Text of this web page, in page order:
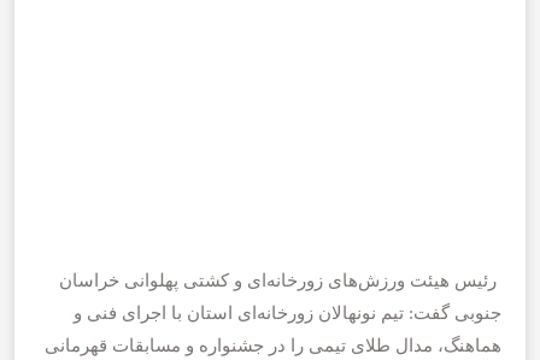
رئیس هیئت ورزش‌های زورخانه‌ای و کشتی پهلوانی خراسان
جنوبی گفت: تیم نونهالان زورخانه‌ای استان با اجرای فنی و
هماهنگ، مدال طلای تیمی را در جشنواره و مسابقات قهرمانی